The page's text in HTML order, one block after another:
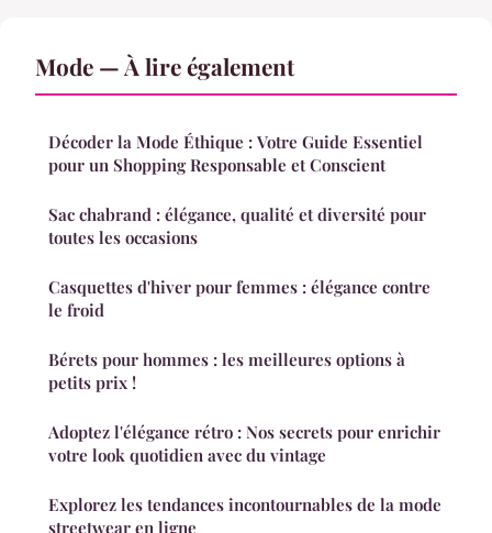
Mode — À lire également
Décoder la Mode Éthique : Votre Guide Essentiel
pour un Shopping Responsable et Conscient
Sac chabrand : élégance, qualité et diversité pour
toutes les occasions
Casquettes d'hiver pour femmes : élégance contre
le froid
Bérets pour hommes : les meilleures options à
petits prix !
Adoptez l'élégance rétro : Nos secrets pour enrichir
votre look quotidien avec du vintage
Explorez les tendances incontournables de la mode
streetwear en ligne